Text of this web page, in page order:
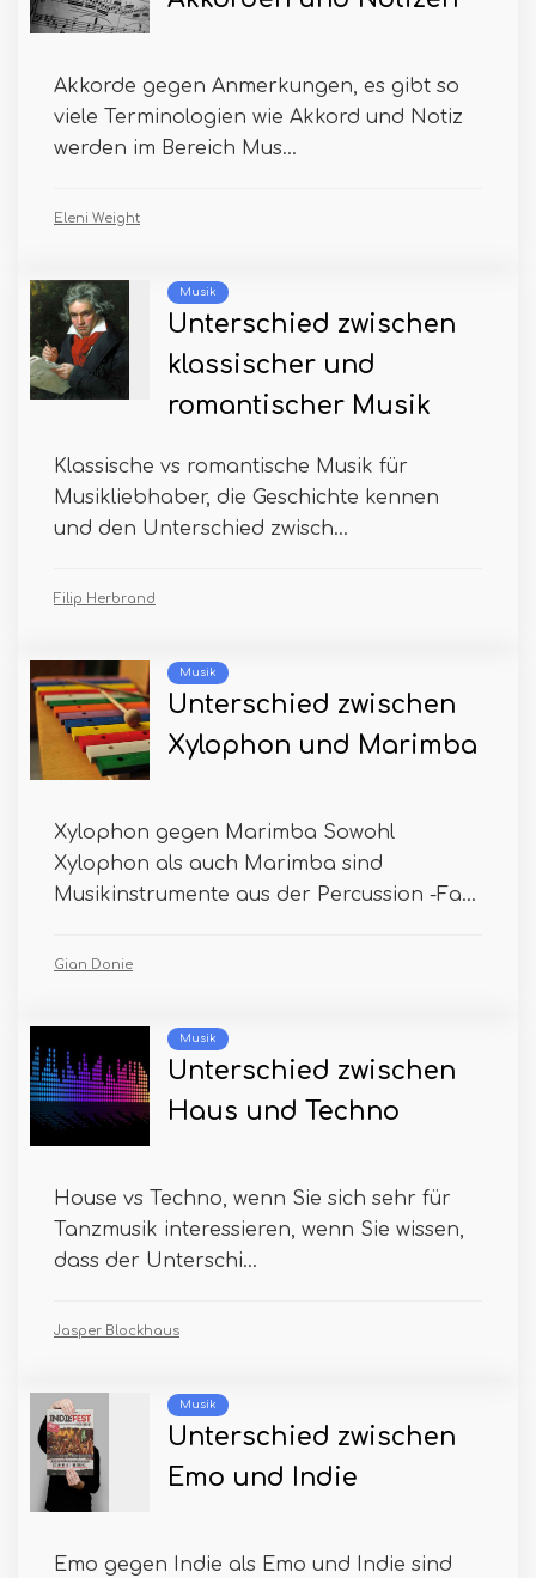
Akkorde gegen Anmerkungen, es gibt so
viele Terminologien wie Akkord und Notiz
werden im Bereich Mus...
Eleni Weight
Musik
Unterschied zwischen
klassischer und
romantischer Musik
Klassische vs romantische Musik für
Musikliebhaber, die Geschichte kennen
und den Unterschied zwisch...
Filip Herbrand
Musik
Unterschied zwischen
Xylophon und Marimba
Xylophon gegen Marimba Sowohl
Xylophon als auch Marimba sind
Musikinstrumente aus der Percussion -Fa...
Gian Donie
Musik
Unterschied zwischen
Haus und Techno
House vs Techno, wenn Sie sich sehr für
Tanzmusik interessieren, wenn Sie wissen,
dass der Unterschi...
Jasper Blockhaus
Musik
Unterschied zwischen
Emo und Indie
Emo gegen Indie als Emo und Indie sind